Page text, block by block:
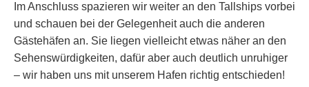
Im Anschluss spazieren wir weiter an den Tallships vorbei
und schauen bei der Gelegenheit auch die anderen
Gästehäfen an. Sie liegen vielleicht etwas näher an den
Sehenswürdigkeiten, dafür aber auch deutlich unruhiger
– wir haben uns mit unserem Hafen richtig entschieden!